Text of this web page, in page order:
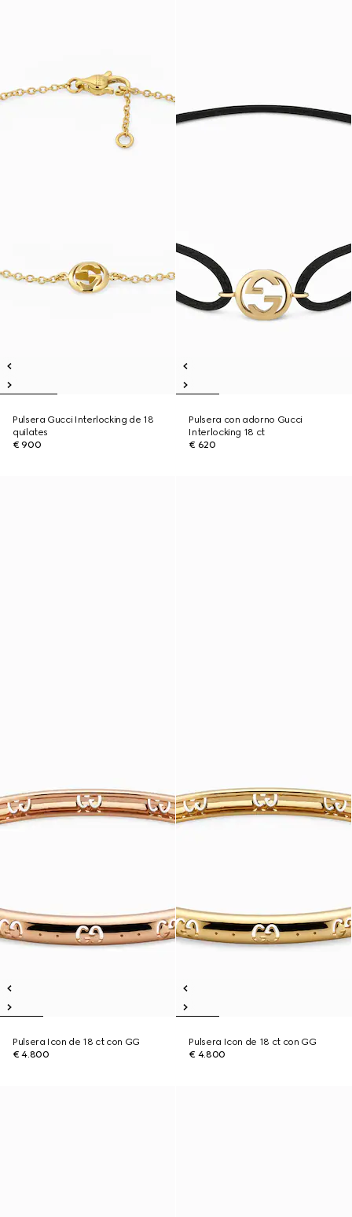
Pulsera Gucci Interlocking de 18
quilates
€ 900
Pulsera con adorno Gucci
Interlocking 18 ct
€ 620
Pulsera Icon de 18 ct con GG
€ 4.800
Pulsera Icon de 18 ct con GG
€ 4.800